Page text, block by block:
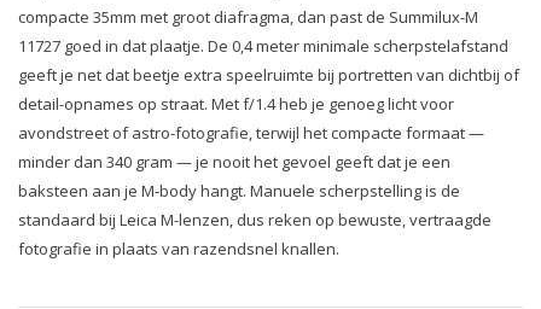
compacte 35mm met groot diafragma, dan past de Summilux-M
11727 goed in dat plaatje. De 0,4 meter minimale scherpstelafstand
geeft je net dat beetje extra speelruimte bij portretten van dichtbij of
detail-opnames op straat. Met f/1.4 heb je genoeg licht voor
avondstreet of astro-fotografie, terwijl het compacte formaat —
minder dan 340 gram — je nooit het gevoel geeft dat je een
baksteen aan je M-body hangt. Manuele scherpstelling is de
standaard bij Leica M-lenzen, dus reken op bewuste, vertraagde
fotografie in plaats van razendsnel knallen.